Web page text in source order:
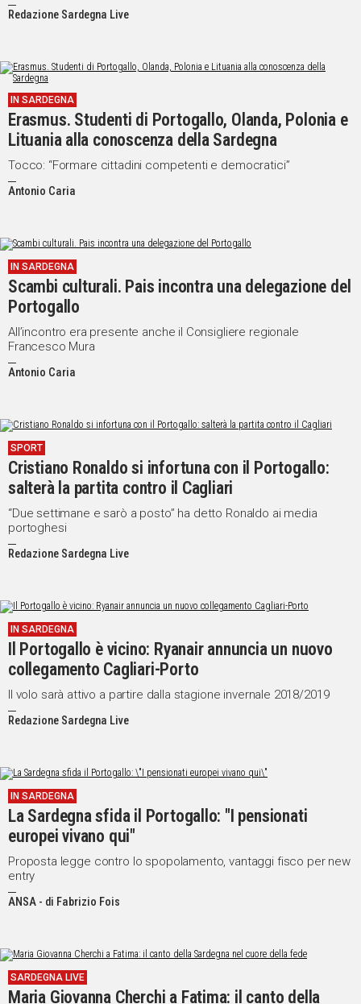
Redazione Sardegna Live
IN SARDEGNA
Erasmus. Studenti di Portogallo, Olanda, Polonia e
Lituania alla conoscenza della Sardegna
Tocco: “Formare cittadini competenti e democratici”
Antonio Caria
IN SARDEGNA
Scambi culturali. Pais incontra una delegazione del
Portogallo
All’incontro era presente anche il Consigliere regionale
Francesco Mura
Antonio Caria
SPORT
Cristiano Ronaldo si infortuna con il Portogallo:
salterà la partita contro il Cagliari
“Due settimane e sarò a posto” ha detto Ronaldo ai media
portoghesi
Redazione Sardegna Live
IN SARDEGNA
Il Portogallo è vicino: Ryanair annuncia un nuovo
collegamento Cagliari-Porto
Il volo sarà attivo a partire dalla stagione invernale 2018/2019
Redazione Sardegna Live
IN SARDEGNA
La Sardegna sfida il Portogallo: "I pensionati
europei vivano qui"
Proposta legge contro lo spopolamento, vantaggi fisco per new
entry
ANSA - di Fabrizio Fois
SARDEGNA LIVE
Maria Giovanna Cherchi a Fatima: il canto della